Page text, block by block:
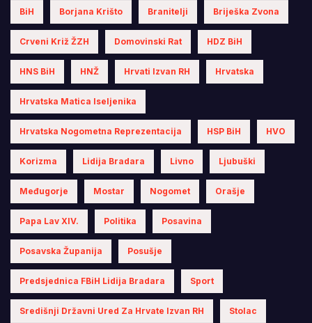
BiH Borjana Krišto Branitelji Briješka Zvona
Crveni Križ ŽZH Domovinski Rat HDZ BiH
HNS BiH HNŽ Hrvati Izvan RH Hrvatska
Hrvatska Matica Iseljenika
Hrvatska Nogometna Reprezentacija HSP BiH HVO
Korizma Lidija Bradara Livno Ljubuški
Međugorje Mostar Nogomet Orašje
Papa Lav XIV. Politika Posavina
Posavska Županija Posušje
Predsjednica FBiH Lidija Bradara Sport
Središnji Državni Ured Za Hrvate Izvan RH Stolac